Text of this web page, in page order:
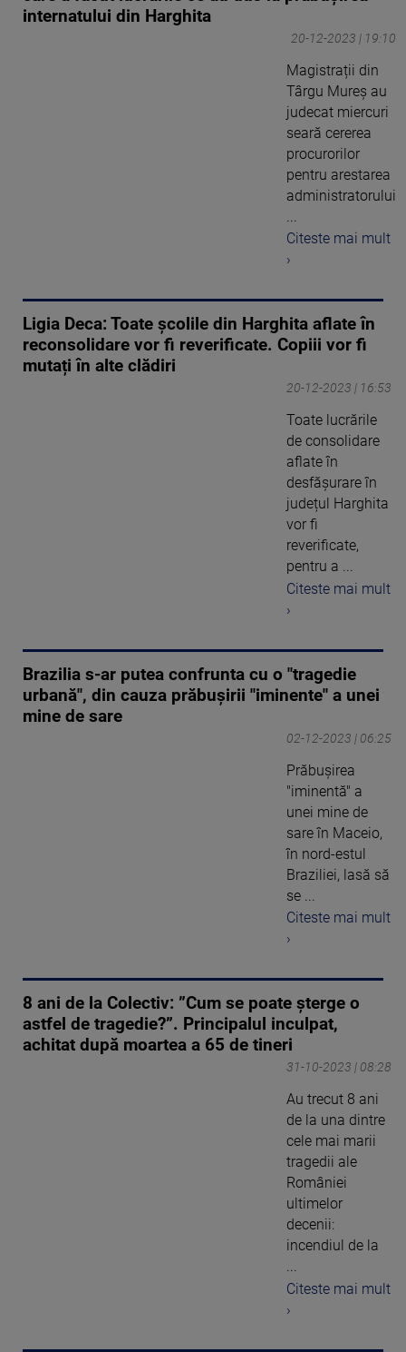
internatului din Harghita
20-12-2023 | 19:10
Magistrații din
Târgu Mureș au
judecat miercuri
seară cererea
procurorilor
pentru arestarea
administratorului
Citeste mai mult
›
Ligia Deca: Toate școlile din Harghita aflate în
reconsolidare vor fi reverificate. Copiii vor fi
mutați în alte clădiri
20-12-2023 | 16:53
Toate lucrările
de consolidare
aflate în
desfășurare în
județul Harghita
vor fi
reverificate,
pentru a ...
Citeste mai mult
›
Brazilia s-ar putea confrunta cu o "tragedie
urbană", din cauza prăbuşirii "iminente" a unei
mine de sare
02-12-2023 | 06:25
Prăbuşirea
"iminentă" a
unei mine de
sare în Maceio,
în nord-estul
Braziliei, lasă să
se ...
Citeste mai mult
›
8 ani de la Colectiv: ”Cum se poate șterge o
astfel de tragedie?”. Principalul inculpat,
achitat după moartea a 65 de tineri
31-10-2023 | 08:28
Au trecut 8 ani
de la una dintre
cele mai marii
tragedii ale
României
ultimelor
decenii:
incendiul de la
...
Citeste mai mult
›